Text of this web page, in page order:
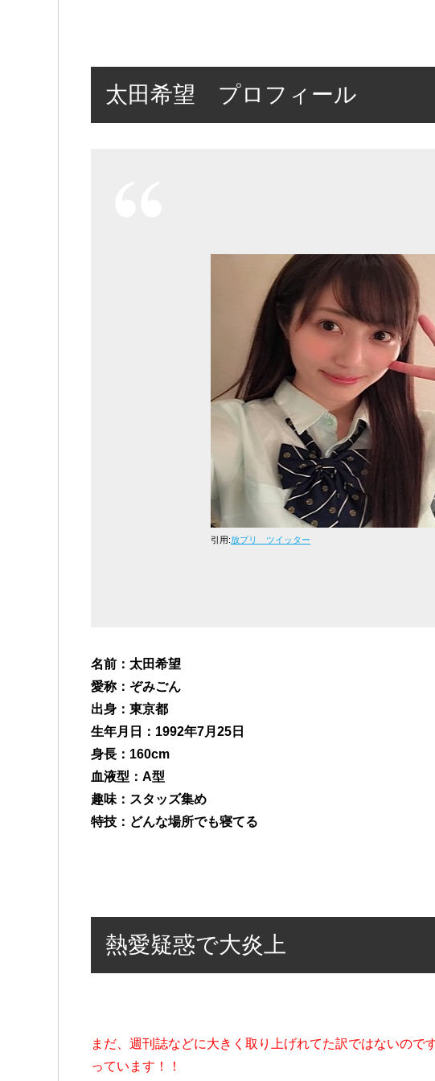
太田希望 プロフィール
引用:放プリ ツイッター
名前：太田希望
愛称：ぞみごん
出身：東京都
生年月日：1992年7月25日
身長：160cm
血液型：A型
趣味：スタッズ集め
特技：どんな場所でも寝てる
熱愛疑惑で大炎上
まだ、週刊誌などに大きく取り上げれてた訳ではないので
っています！！